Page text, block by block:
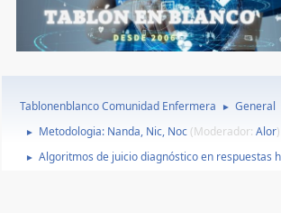
Tablonenblanco Comunidad Enfermera ► General
► Metodologia: Nanda, Nic, Noc (Moderador: Alor)
► Algoritmos de juicio diagnóstico en respuestas